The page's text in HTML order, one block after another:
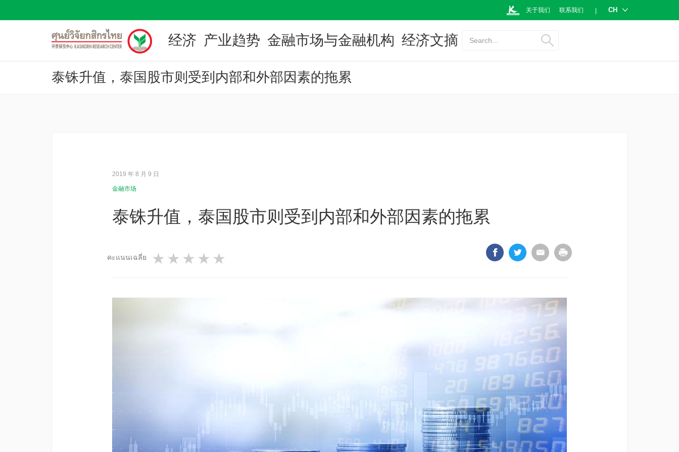
关于我们 联系我们 | CH
经济 产业趋势 金融市场与金融机构 经济文摘 Search...
泰铢升值，泰国股市则受到内部和外部因素的拖累
2019 年 8 月 9 日
金融市场
泰铢升值，泰国股市则受到内部和外部因素的拖累
คะแนนเฉลี่ย 4 stars
3 stars
2 stars
1 star